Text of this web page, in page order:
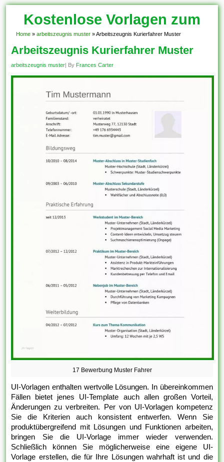
Kostenlose Vorlagen zum
Download!
Home » arbeitszeugnis muster » Arbeitszeugnis Kurierfahrer Muster
Arbeitszeugnis Kurierfahrer Muster
arbeitszeugnis muster| By Frances Carter
17 Bewerbung Muster Fahrer
UI-Vorlagen enthalten wertvolle Lösungen. In übereinkommen
Fällen bietet jenes UI-Template auch allen großen Vorteil,
Änderungen zu verbreiten. Per von UI-Vorlagen kompetenz
Sie die Kriterien auch konsistent entwerfen. Wenn Sie
produktübergreifend mit Lösungen und Funktionen arbeiten,
bringen Sie die UI-Vorlage immer wieder verwenden.
Schließlich können Sie möglicherweise eine eigene UI-
Vorlage erstellen, die für Ihre Lösungen wahrhaft ist und die